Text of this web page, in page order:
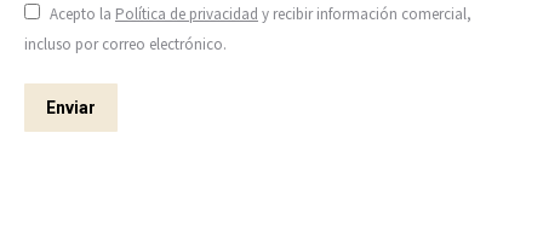
Acepto la Política de privacidad y recibir información comercial,
incluso por correo electrónico.
Enviar